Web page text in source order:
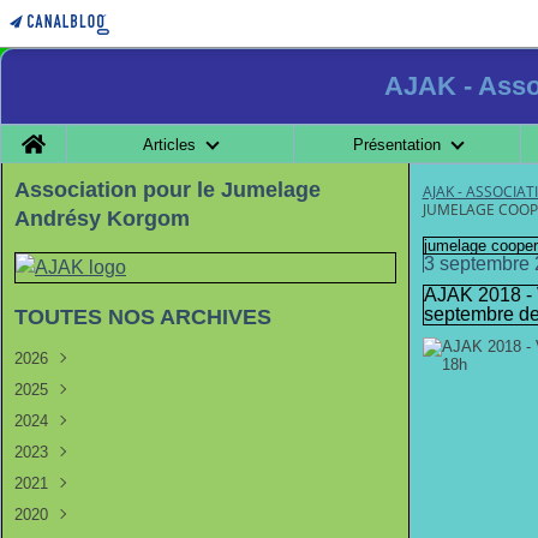
AJAK -
Home
Articles Présentation
Association pour le Jumelage
Andrésy Korgom
TOUTES NOS ARCHIVES
2026
Juin
Février
Janvier
2025
Août
2024
Septembre
Août
Janvier
2023
Septembre
Août
2021
Avril
2020
AJAK -
JUMELAGE
jumelage
3 septembre
AJAK 2018 -
septembre